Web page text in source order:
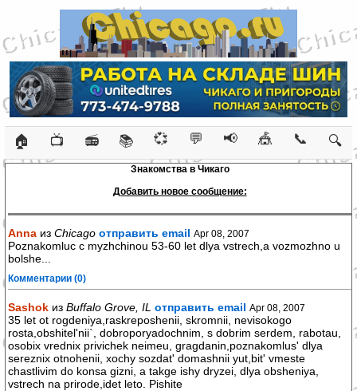
🏠 📺 📻 📚 💞 💬 📢 🎪 📞 🔍
Знакомства в Чикаго
Добавить новое сообщение:
Anna из Chicago отправить email Apr 08, 2007
Poznakomluc c myzhchinou 53-60 let dlya vstrech,a vozmozhno u
bolshe...
Комментарии (0)
Sashok из Buffalo Grove, IL отправить email Apr 08, 2007
35 let ot rogdeniya,raskreposhenii, skromnii, nevisokogo
rosta,obshitel'nii`, dobroporyadochnim, s dobrim serdem, rabotau,
osobix vrednix privichek neimeu, gragdanin,poznakomlus' dlya
sereznix otnohenii, xochy sozdat' domashnii yut,bit' vmeste
chastlivim do konsa gizni, a takge ishy dryzei, dlya obsheniya,
vstrech na prirode,idet leto. Pishite